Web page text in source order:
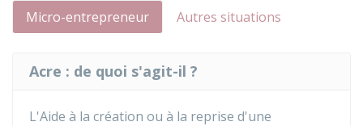
Micro-entrepreneur Autres situations
Acre : de quoi s'agit-il ?
L'Aide à la création ou à la reprise d'une